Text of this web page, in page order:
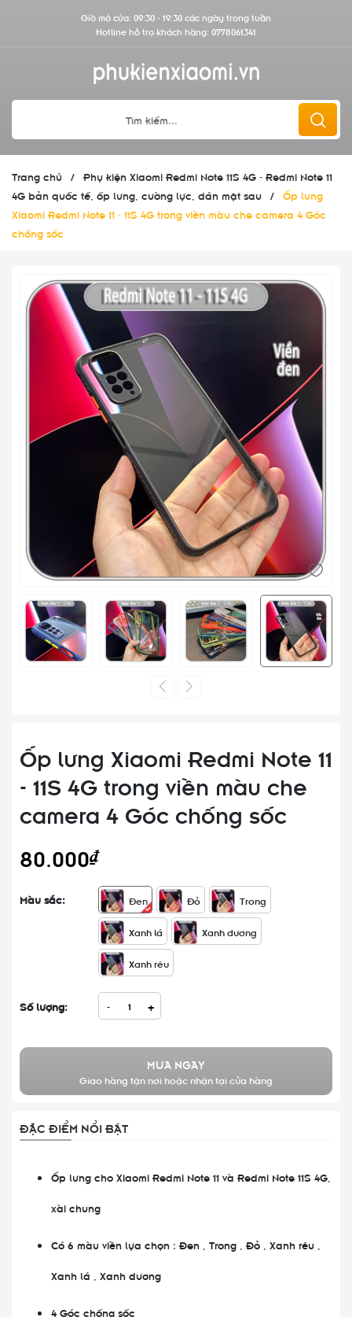
Giờ mở cửa: 09:30 - 19:30 các ngày trong tuần
Hotline hỗ trợ khách hàng: 0778061341
Trang chủ / Phụ kiện Xiaomi Redmi Note 11S 4G - Redmi Note 11
4G bản quốc tế, ốp lưng, cường lực, dán mặt sau
/ Ốp lưng
Xiaomi Redmi Note 11 - 11S 4G trong viền màu che camera 4 Góc
chống sốc
Ốp lưng Xiaomi Redmi Note 11
- 11S 4G trong viền màu che
camera 4 Góc chống sốc
80.000₫
Màu sắc: Đen Đỏ Trong
Xanh lá Xanh dương
Xanh rêu
Số lượng: - +
MUA NGAY
Giao hàng tận nơi hoặc nhận tại cửa hàng
ĐẶC ĐIỂM NỔI BẬT
Ốp lưng cho Xiaomi Redmi Note 11 và Redmi Note 11S 4G,
xài chung
Có 6 màu viền lựa chọn : Đen , Trong , Đỏ , Xanh rêu ,
Xanh lá , Xanh dương
4 Góc chống sốc